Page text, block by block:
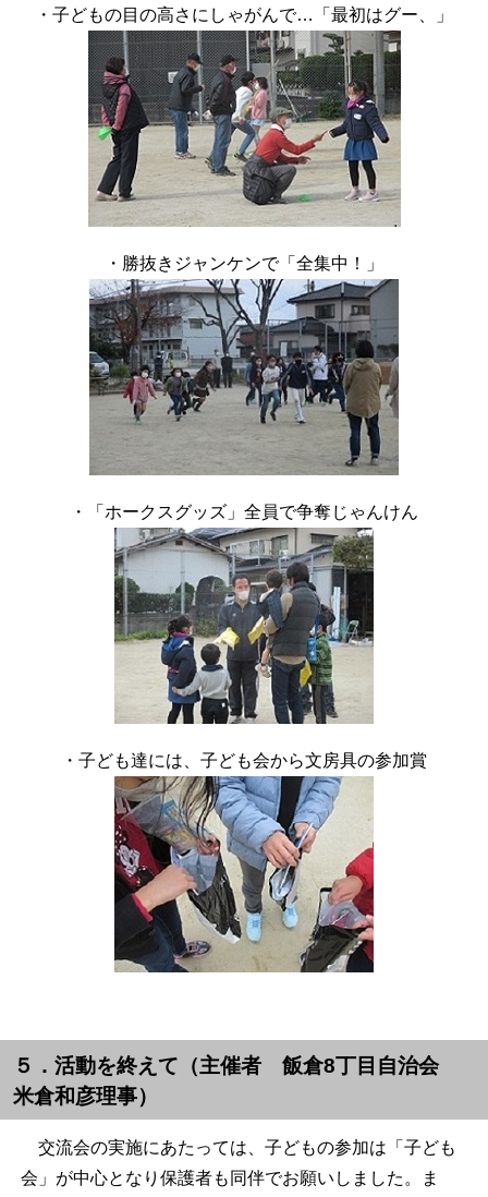
・子どもの目の高さにしゃがんで…「最初はグー、」
・勝抜きジャンケンで「全集中！」
・「ホークスグッズ」全員で争奪じゃんけん
・子ども達には、子ども会から文房具の参加賞
５．活動を終えて（主催者 飯倉8丁目自治会
米倉和彦理事）
交流会の実施にあたっては、子どもの参加は「子ども
会」が中心となり保護者も同伴でお願いしました。ま